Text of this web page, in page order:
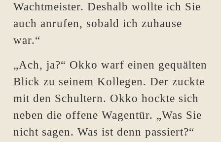
Wachtmeister. Deshalb wollte ich Sie
auch anrufen, sobald ich zuhause
war.“
„Ach, ja?“ Okko warf einen gequälten
Blick zu seinem Kollegen. Der zuckte
mit den Schultern. Okko hockte sich
neben die offene Wagentür. „Was Sie
nicht sagen. Was ist denn passiert?“